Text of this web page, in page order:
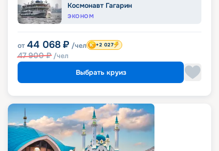
Космонавт Гагарин
ЭКОНОМ
от 44 068 ₽ /чел
47 900₽ /чел
+2 027
Выбрать круиз